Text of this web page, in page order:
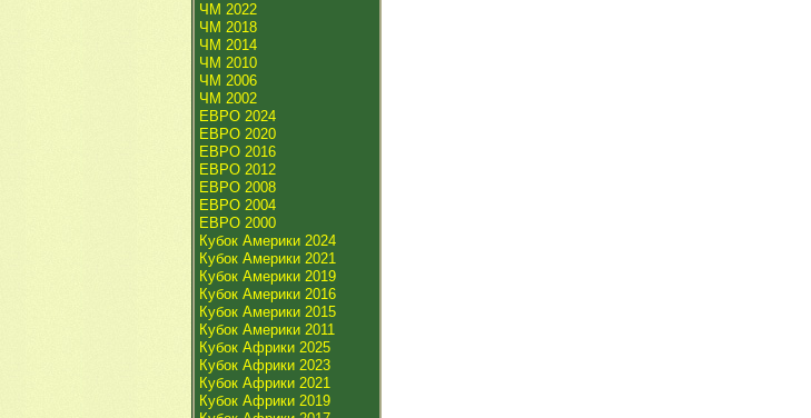
ЧМ 2022
ЧМ 2018
ЧМ 2014
ЧМ 2010
ЧМ 2006
ЧМ 2002
ЕВРО 2024
ЕВРО 2020
ЕВРО 2016
ЕВРО 2012
ЕВРО 2008
ЕВРО 2004
ЕВРО 2000
Кубок Америки 2024
Кубок Америки 2021
Кубок Америки 2019
Кубок Америки 2016
Кубок Америки 2015
Кубок Америки 2011
Кубок Африки 2025
Кубок Африки 2023
Кубок Африки 2021
Кубок Африки 2019